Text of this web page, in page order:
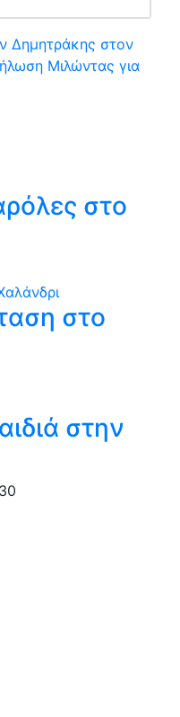
Δημητράκης στον
Μιλώντας για
στο
στο
στην